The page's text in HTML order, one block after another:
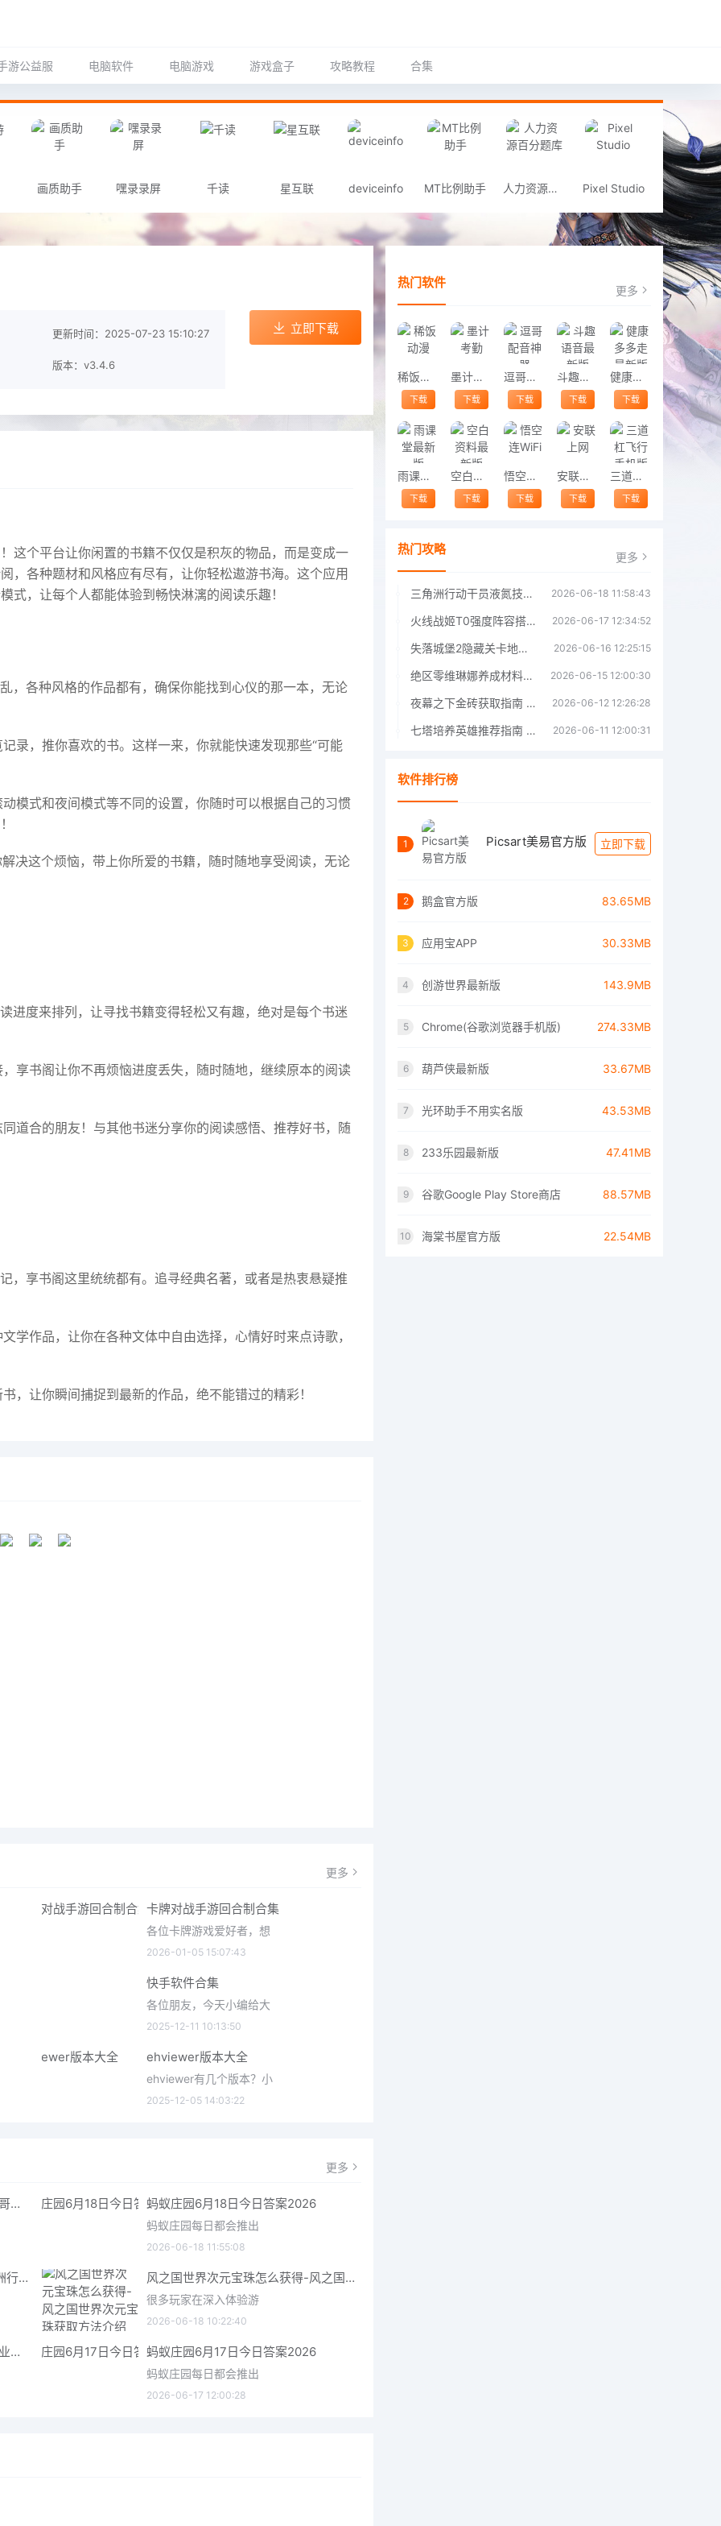
游公益服 电脑软件 电脑游戏 游戏盒子 攻略教程 合集
画质助手 嘿录录屏 千读 星互联 deviceinfo MT比例助手 人力资源百分题库 Pixel Studio
更新时间：2025-07-23 15:10:27
版本：v3.4.6
立即下载
这个平台让你闲置的书籍不仅仅是积灰的物品，而是变成一
，各种题材和风格应有尽有，让你轻松遨游书海。这个应用
式，让每个人都能体验到畅快淋漓的阅读乐趣！
，各种风格的作品都有，确保你能找到心仪的那一本，无论
录，推你喜欢的书。这样一来，你就能快速发现那些“可能
模式和夜间模式等不同的设置，你随时可以根据自己的习惯
决这个烦恼，带上你所爱的书籍，随时随地享受阅读，无论
进度来排列，让寻找书籍变得轻松又有趣，绝对是每个书迷
享书阁让你不再烦恼进度丢失，随时随地，继续原本的阅读
道合的朋友！与其他书迷分享你的阅读感悟、推荐好书，随
，享书阁这里统统都有。追寻经典名著，或者是热衷悬疑推
学作品，让你在各种文体中自由选择，心情好时来点诗歌，
，让你瞬间捕捉到最新的作品，绝不能错过的精彩！
更多
卡牌对战手游回合制合集
各位卡牌游戏爱好者，想
2026-01-05 15:07:43
快手软件合集
各位朋友，今天小编给大
2025-12-11 10:13:50
ehviewer版本大全
ehviewer有几个版本？小
2025-12-05 14:03:22
更多
哥特王朝重制版爬虫铠甲获取指南 哥特王朝重制版爬虫铠甲获取方法 蚂蚁庄园6月18日今日答案2026
蚂蚁庄园每日都会推出
2026-06-18 11:55:08
三角洲行动6月18日今日密码 三角洲行动2026年6月18今日摩斯密码分享 风之国世界次元宝珠怎么获得-风之国世界次元宝珠获取方法介绍
很多玩家在深入体验游
2026-06-18 10:22:40
星际矿业研究点数获取指南 星际矿业研究点数获取方法 蚂蚁庄园6月17日今日答案2026
蚂蚁庄园每日都会推出
2026-06-17 12:00:28
热门软件 更多
稀饭动漫
下载
墨计考勤
下载
逗哥配音神器
下载
斗趣语音最新版
下载
健康多多走最新版
下载
雨课堂最新版
下载
空白资料最新版
下载
悟空连WiFi
下载
安联上网
下载
三道杠飞行手机版
下载
热门攻略 更多
三角洲行动干员液氮技能效果详解 三角洲行动干员液氮技能介绍 2026-06-18 11:58:43
火线战姬T0强度阵容搭配推荐 火线战姬T0强度阵容哪个好 2026-06-17 12:34:52
失落城堡2隐藏关卡地图解锁指南 2026-06-16 12:25:15
绝区零维琳娜养成材料汇总指南 2026-06-15 12:00:30
夜幕之下金砖获取指南 夜幕之下金砖获取方法 2026-06-12 12:26:28
七塔培养英雄推荐指南 七塔培养哪个英雄好 2026-06-11 12:00:31
软件排行榜
1 Picsart美易官方版 立即下载
2 鹅盒官方版 83.65MB
3 应用宝APP 30.33MB
4 创游世界最新版 143.9MB
5 Chrome(谷歌浏览器手机版) 274.33MB
6 葫芦侠最新版 33.67MB
7 光环助手不用实名版 43.53MB
8 233乐园最新版 47.41MB
9 谷歌Google Play Store商店 88.57MB
10 海棠书屋官方版 22.54MB